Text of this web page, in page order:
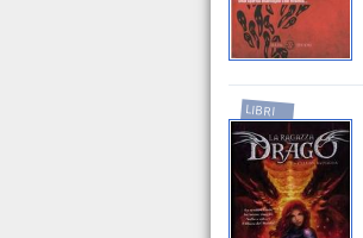
LIBRI